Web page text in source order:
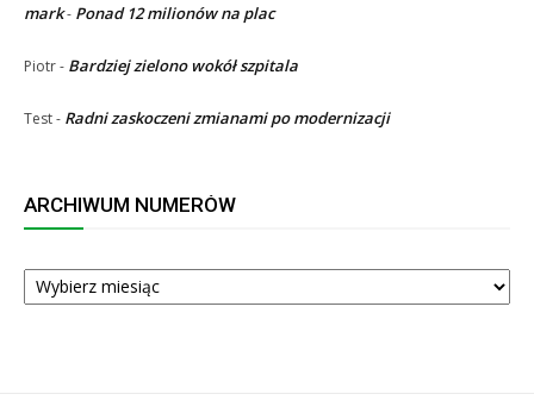
mark- Ponad 12 milionów na plac
Piotr- Bardziej zielono wokół szpitala
Test- Radni zaskoczeni zmianami po modernizacji
ARCHIWUM NUMERÓW
ARCHIWUM
NUMERÓW